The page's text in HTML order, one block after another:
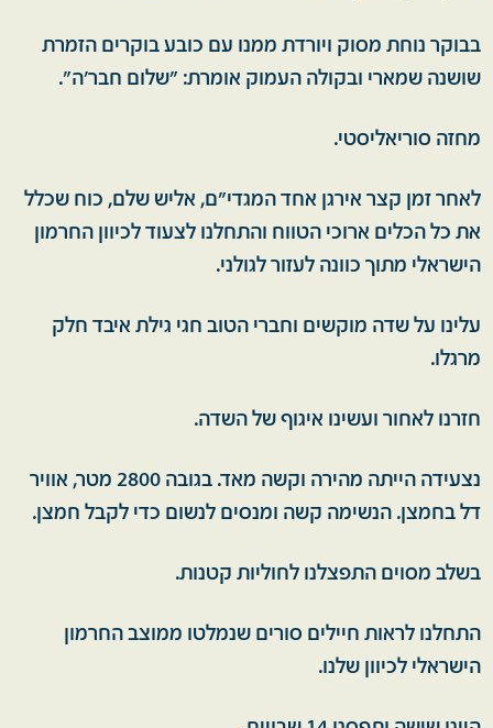
בבוקר נוחת מסוק ויורדת ממנו עם כובע בוקרים הזמרת
שושנה שמארי ובקולה העמוק אומרת: ״שלום חבר׳ה״.
מחזה סוריאליסטי.
לאחר זמן קצר אירגן אחד המגדי״ם, אליש שלם, כוח שכלל
את כל הכלים ארוכי הטווח והתחלנו לצעוד לכיוון החרמון
הישראלי מתוך כוונה לעזור לגולני.
עלינו על שדה מוקשים וחברי הטוב חגי גילת איבד חלק
מרגלו.
חזרנו לאחור ועשינו איגוף של השדה.
נצעידה הייתה מהירה וקשה מאד. בגובה 2800 מטר, אוויר
דל בחמצן. הנשימה קשה ומנסים לנשום כדי לקבל חמצן.
בשלב מסוים התפצלנו לחוליות קטנות.
התחלנו לראות חיילים סורים שנמלטו ממוצב החרמון
הישראלי לכיוון שלנו.